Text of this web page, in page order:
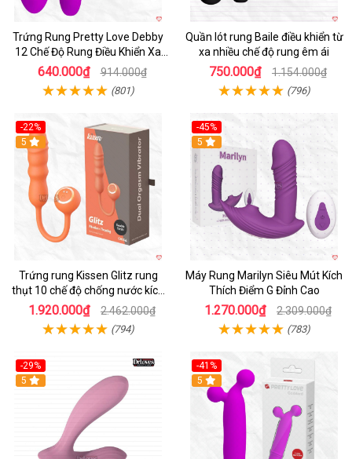
Trứng Rung Pretty Love Debby
12 Chế Độ Rung Điều Khiển Xa
Kích Thích
640.000₫ 914.000₫
(801)
Quần lót rung Baile điều khiển từ
xa nhiều chế độ rung êm ái
750.000₫ 1.154.000₫
(796)
-22%
Hot
5
Trứng rung Kissen Glitz rung
thụt 10 chế độ chống nước kích
thích
1.920.000₫ 2.462.000₫
(794)
-45%
Hot
5
Máy Rung Marilyn Siêu Mút Kích
Thích Điểm G Đỉnh Cao
1.270.000₫ 2.309.000₫
(783)
-29%
Hot
5
-41%
Hot
5